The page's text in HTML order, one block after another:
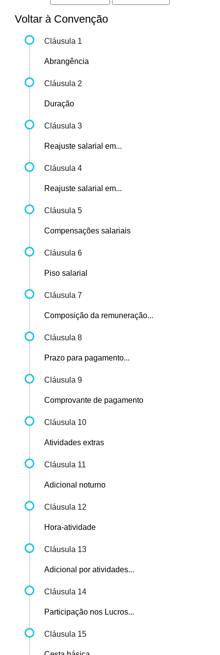
Voltar à Convenção
Cláusula 1
Abrangência
Cláusula 2
Duração
Cláusula 3
Reajuste salarial em...
Cláusula 4
Reajuste salarial em...
Cláusula 5
Compensações salariais
Cláusula 6
Piso salarial
Cláusula 7
Composição da remuneração...
Cláusula 8
Prazo para pagamento...
Cláusula 9
Comprovante de pagamento
Cláusula 10
Atividades extras
Cláusula 11
Adicional noturno
Cláusula 12
Hora-atividade
Cláusula 13
Adicional por atividades...
Cláusula 14
Participação nos Lucros...
Cláusula 15